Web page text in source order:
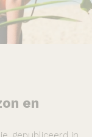
en